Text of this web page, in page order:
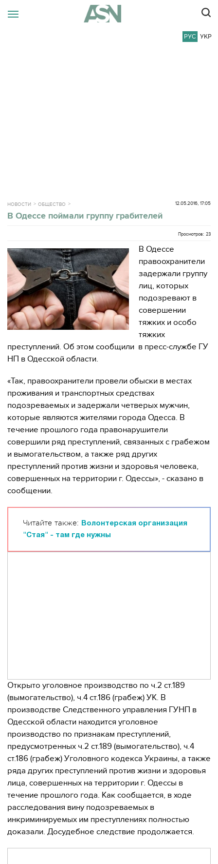
РУС УКР
НОВОСТИ ОБЩЕСТВО 12.05.2016, 17:05
В Одессе поймали группу грабителей
Просмотров: 23
В Одессе
правоохранители
задержали группу
лиц, которых
подозревают в
совершении
тяжких и особо
тяжких
преступлений. Об этом сообщили в пресс-службе ГУ
НП в Одесской области.
«Так, правоохранители провели обыски в местах
проживания и транспортных средствах
подозреваемых и задержали четверых мужчин,
которые являются жителями города Одесса. В
течение прошлого года правонарушители
совершили ряд преступлений, связанных с грабежом
и вымогательством, а также ряд других
преступлений против жизни и здоровья человека,
совершенных на территории г. Одессы», - сказано в
сообщении.
Читайте также:
Волонтерская организация
"Стая" - там где нужны
Открыто уголовное производство по ч.2 ст.189
(вымогательство), ч.4 ст.186 (грабеж) УК. В
производстве Следственного управления ГУНП в
Одесской области находится уголовное
производство по признакам преступлений,
предусмотренных ч.2 ст.189 (вымогательство), ч.4
ст.186 (грабеж) Уголовного кодекса Украины, а также
ряда других преступлений против жизни и здоровья
лица, совершенных на территории г. Одессы в
течение прошлого года. Как сообщается, в ходе
расследования вину подозреваемых в
инкриминируемых им преступлениях полностью
доказали. Досудебное следствие продолжается.